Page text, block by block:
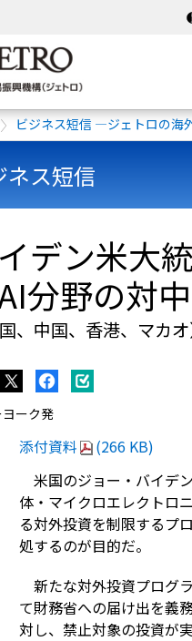
ビジネス短信 ―ジェトロの海
ネス短信
デン米大
分野の対
国、中国、香港、マカオ
ーク発
添付資料
(266 KB)
米国のジョー・バイデ
体・マイクロエレクトロ
る対外投資を制限するプ
処するのが目的だ。
新たな対外投資プログ
て財務省への届け出を義
対し、禁止対象の投資が